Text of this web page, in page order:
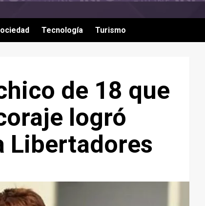
Tecnología Turismo
de 18 que
logró
Libertadores